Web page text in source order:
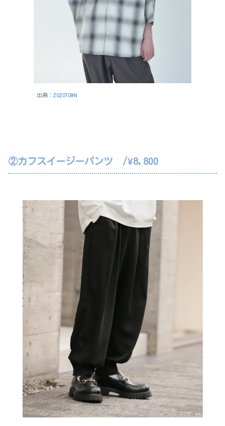
出典： ZOZOTOWN
②カフスイージーパンツ /¥8,800